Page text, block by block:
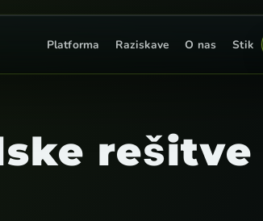
Platforma Raziskave O nas Stik
rešitve